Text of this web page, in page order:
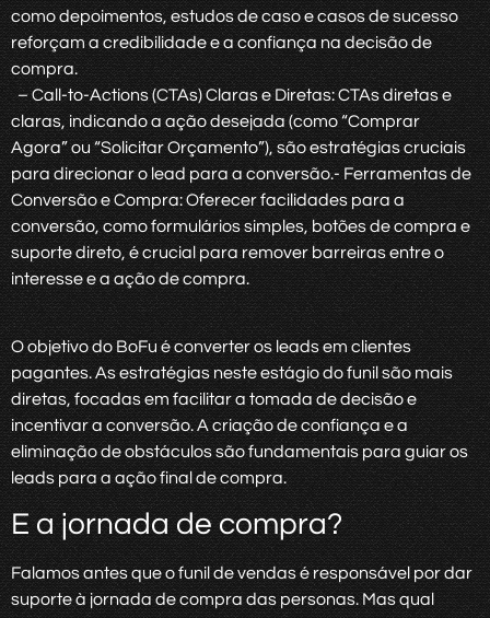
como depoimentos, estudos de caso e casos de sucesso
reforçam a credibilidade e a confiança na decisão de
compra.
– Call-to-Actions (CTAs) Claras e Diretas: CTAs diretas e
claras, indicando a ação desejada (como “Comprar
Agora” ou “Solicitar Orçamento”), são estratégias cruciais
para direcionar o lead para a conversão.- Ferramentas de
Conversão e Compra: Oferecer facilidades para a
conversão, como formulários simples, botões de compra e
suporte direto, é crucial para remover barreiras entre o
interesse e a ação de compra.
O objetivo do BoFu é converter os leads em clientes
pagantes. As estratégias neste estágio do funil são mais
diretas, focadas em facilitar a tomada de decisão e
incentivar a conversão. A criação de confiança e a
eliminação de obstáculos são fundamentais para guiar os
leads para a ação final de compra.
E a jornada de compra?
Falamos antes que o funil de vendas é responsável por dar
suporte à jornada de compra das personas. Mas qual